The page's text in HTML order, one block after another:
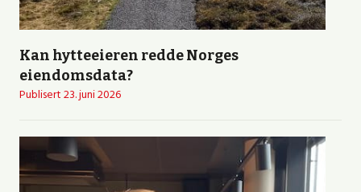
Kan hytteeieren redde Norges
eiendomsdata?
Publisert23. juni 2026